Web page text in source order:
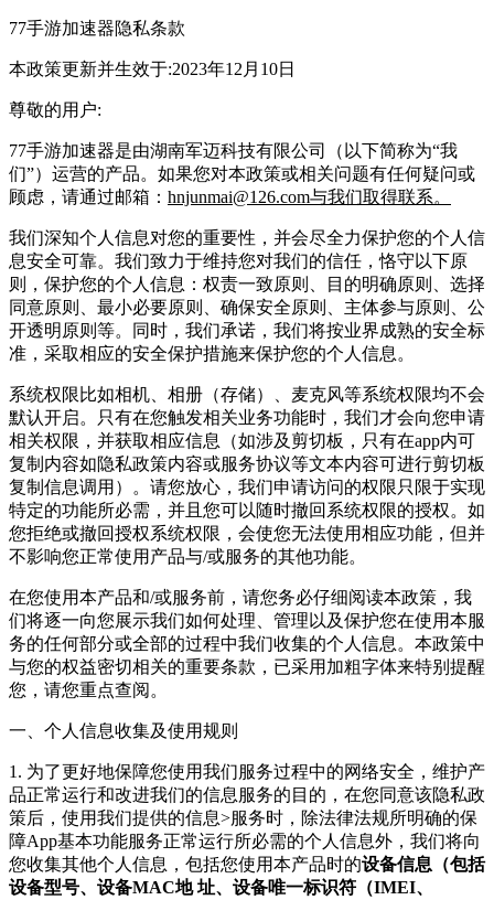
77手游加速器隐私条款
本政策更新并生效于:2023年12月10日
尊敬的用户:
77手游加速器是由湖南军迈科技有限公司（以下简称为“我
们”）运营的产品。如果您对本政策或相关问题有任何疑问或
顾虑，请通过邮箱： hnjunmai@126.com与我们取得联系。
我们深知个人信息对您的重要性，并会尽全力保护您的个人信
息安全可靠。我们致力于维持您对我们的信任，恪守以下原
则，保护您的个人信息：权责一致原则、目的明确原则、选择
同意原则、最小必要原则、确保安全原则、主体参与原则、公
开透明原则等。同时，我们承诺，我们将按业界成熟的安全标
准，采取相应的安全保护措施来保护您的个人信息。
系统权限比如相机、相册（存储）、麦克风等系统权限均不会
默认开启。只有在您触发相关业务功能时，我们才会向您申请
相关权限，并获取相应信息（如涉及剪切板，只有在app内可
复制内容如隐私政策内容或服务协议等文本内容可进行剪切板
复制信息调用）。请您放心，我们申请访问的权限只限于实现
特定的功能所必需，并且您可以随时撤回系统权限的授权。如
您拒绝或撤回授权系统权限，会使您无法使用相应功能，但并
不影响您正常使用产品与/或服务的其他功能。
在您使用本产品和/或服务前，请您务必仔细阅读本政策，我
们将逐一向您展示我们如何处理、管理以及保护您在使用本服
务的任何部分或全部的过程中我们收集的个人信息。本政策中
与您的权益密切相关的重要条款，已采用加粗字体来特别提醒
您，请您重点查阅。
一、个人信息收集及使用规则
1. 为了更好地保障您使用我们服务过程中的网络安全，维护产
品正常运行和改进我们的信息服务的目的，在您同意该隐私政
策后，使用我们提供的信息>服务时，除法律法规所明确的保
障App基本功能服务正常运行所必需的个人信息外，我们将向
您收集其他个人信息，包括您使用本产品时的设备信息（包括
设备型号、设备MAC地 址、设备唯一标识符（IMEI、